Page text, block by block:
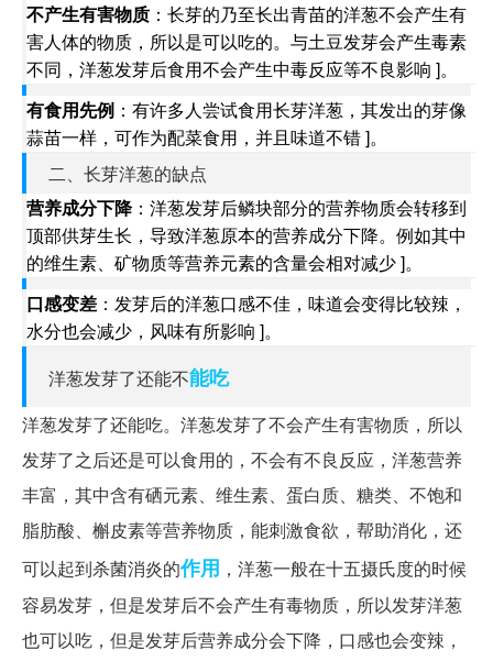
不产生有害物质 ：长芽的乃至长出青苗的洋葱不会产生有
害人体的物质，所以是可以吃的。与土豆发芽会产生毒素
不同，洋葱发芽后食用不会产生中毒反应等不良影响 ]。
有食用先例 ：有许多人尝试食用长芽洋葱，其发出的芽像
蒜苗一样，可作为配菜食用，并且味道不错 ]。
二、长芽洋葱的缺点
营养成分下降：洋葱发芽后鳞块部分的营养物质会转移到
顶部供芽生长，导致洋葱原本的营养成分下降。例如其中
的维生素、矿物质等营养元素的含量会相对减少 ]。
口感变差 ：发芽后的洋葱口感不佳，味道会变得比较辣，
水分也会减少，风味有所影响 ]。
洋葱发芽了还能不能吃
洋葱发芽了还能吃。洋葱发芽了不会产生有害物质，所以
发芽了之后还是可以食用的，不会有不良反应，洋葱营养
丰富，其中含有硒元素、维生素、蛋白质、糖类、不饱和
脂肪酸、槲皮素等营养物质，能刺激食欲，帮助消化，还
可以起到杀菌消炎的作用 ，洋葱一般在十五摄氏度的时候
容易发芽，但是发芽后不会产生有毒物质，所以发芽洋葱
也可以吃，但是发芽后营养成分会下降，口感也会变辣，